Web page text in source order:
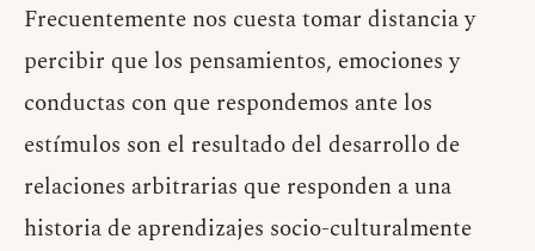
Frecuentemente nos cuesta tomar distancia y
percibir que los pensamientos, emociones y
conductas con que respondemos ante los
estímulos son el resultado del desarrollo de
relaciones arbitrarias que responden a una
historia de aprendizajes socio-culturalmente